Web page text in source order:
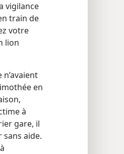
vigilance
train de
votre
lion
en
à
gare, il
aide.